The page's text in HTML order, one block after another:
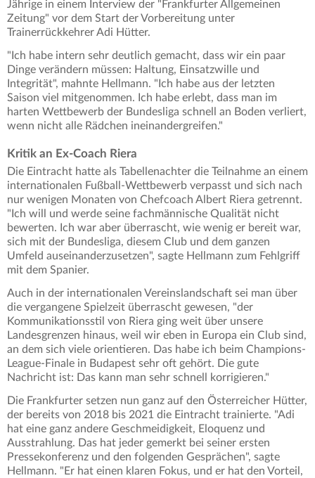
Jährige in einem Interview der "Frankfurter Allgemeinen
Zeitung" vor dem Start der Vorbereitung unter
Trainerrückkehrer Adi Hütter.
"Ich habe intern sehr deutlich gemacht, dass wir ein paar
Dinge verändern müssen: Haltung, Einsatzwille und
Integrität", mahnte Hellmann. "Ich habe aus der letzten
Saison viel mitgenommen. Ich habe erlebt, dass man im
harten Wettbewerb der Bundesliga schnell an Boden verliert,
wenn nicht alle Rädchen ineinandergreifen."
Kritik an Ex-Coach Riera
Die Eintracht hatte als Tabellenachter die Teilnahme an einem
internationalen Fußball-Wettbewerb verpasst und sich nach
nur wenigen Monaten von Chefcoach Albert Riera getrennt.
"Ich will und werde seine fachmännische Qualität nicht
bewerten. Ich war aber überrascht, wie wenig er bereit war,
sich mit der Bundesliga, diesem Club und dem ganzen
Umfeld auseinanderzusetzen", sagte Hellmann zum Fehlgriff
mit dem Spanier.
Auch in der internationalen Vereinslandschaft sei man über
die vergangene Spielzeit überrascht gewesen, "der
Kommunikationsstil von Riera ging weit über unsere
Landesgrenzen hinaus, weil wir eben in Europa ein Club sind,
an dem sich viele orientieren. Das habe ich beim Champions-
League-Finale in Budapest sehr oft gehört. Die gute
Nachricht ist: Das kann man sehr schnell korrigieren."
Die Frankfurter setzen nun ganz auf den Österreicher Hütter,
der bereits von 2018 bis 2021 die Eintracht trainierte. "Adi
hat eine ganz andere Geschmeidigkeit, Eloquenz und
Ausstrahlung. Das hat jeder gemerkt bei seiner ersten
Pressekonferenz und den folgenden Gesprächen", sagte
Hellmann. "Er hat einen klaren Fokus, und er hat den Vorteil,